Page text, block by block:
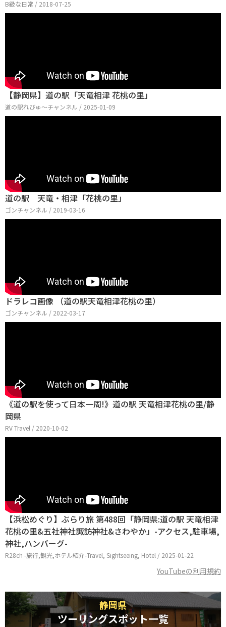
B級な日常 / 2018-07-25
【静岡県】道の駅「天竜相津 花桃の里」
道の駅れびゅ〜チャンネル / 2025-01-09
道の駅 天竜・相津「花桃の里」
ゴンチャンネル / 2019-03-16
ドラレコ画像 （道の駅天竜相津花桃の里）
ゴンチャンネル / 2022-03-17
《道の駅を使って日本一周!》道の駅 天竜相津花桃の里/静
岡県
RV Travel / 2020-10-02
【浜松めぐり】ぶらり旅 第488回「静岡県:道の駅 天竜相津
花桃の里&五社神社諏訪神社&さわやか」-アクセス,駐車場,
神社,ハンバーグ-
R28ch -旅行,観光,ホテル紹介-Travel, Sightseeing, Hotel / 2025-01-22
YouTubeの利用規約
静岡県
ツーリングスポット一覧